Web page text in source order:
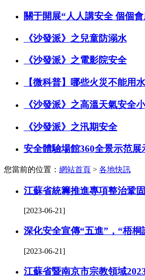
關于開展“人人講安全 個個
《沙發派》之兒童防溺水
《沙發派》之電影院安全
【微科普】哪些火災不能用
《沙發派》之高溫天氣安全
《沙發派》之汛期安全
安全體驗場館360全景示范展
您當前的位置： 網站首頁 > 各地快訊
江蘇省統籌推進專項整治鞏
[2023-06-21]
深化安全宣傳“五進”，“梧
[2023-06-21]
江蘇省暨南京市宗教領域